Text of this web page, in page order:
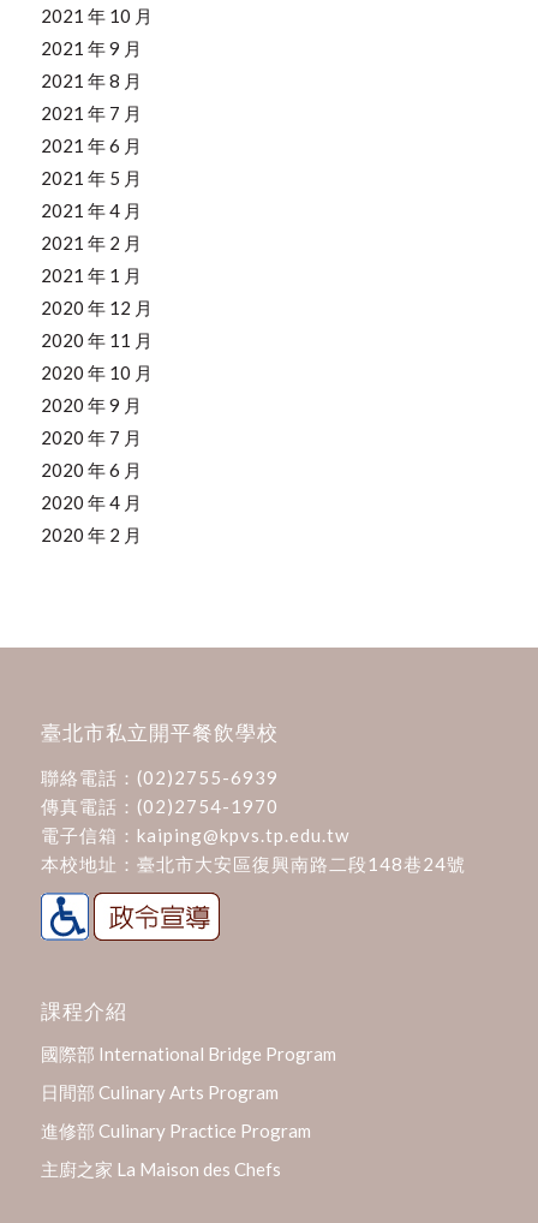
2021 年 10 月
2021 年 9 月
2021 年 8 月
2021 年 7 月
2021 年 6 月
2021 年 5 月
2021 年 4 月
2021 年 2 月
2021 年 1 月
2020 年 12 月
2020 年 11 月
2020 年 10 月
2020 年 9 月
2020 年 7 月
2020 年 6 月
2020 年 4 月
2020 年 2 月
臺北市私立開平餐飲學校
聯絡電話： (02)2755-6939
傳真電話：(02)2754-1970
電子信箱： kaiping@kpvs.tp.edu.tw
本校地址： 臺北市大安區復興南路二段148巷24號
課程介紹
國際部 International Bridge Program
日間部 Culinary Arts Program
進修部 Culinary Practice Program
主廚之家 La Maison des Chefs